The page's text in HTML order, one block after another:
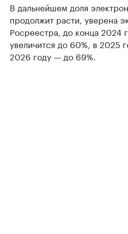
В дальнейшем доля
продолжит расти, уверена
Росреестра, до конца 2024
увеличится до 60%, в 2025
2026 году — до 69%.